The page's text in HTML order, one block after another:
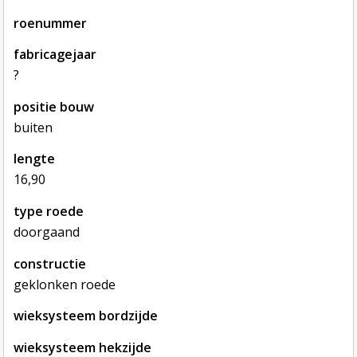
roenummer
fabricagejaar
?
positie bouw
buiten
lengte
16,90
type roede
doorgaand
constructie
geklonken roede
wieksysteem bordzijde
wieksysteem hekzijde